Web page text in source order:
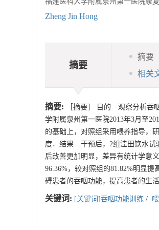
Zheng Jin Hong
摘要
摘要
相关
摘要: ［摘要］ 目的 观察分析吞
学附属泉州第一医院2013年3月至
的基础上，对照组采用喂养指导，
度．结果 干预后，2组洼田饮水试
后改善更加明显，差异有统计学意
96.36%，较对照组的81.82%明显
碍患者的吞咽功能，提高患者的生
关键词: [关键词]吞咽功能训练 /